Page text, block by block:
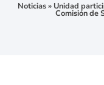
Noticias» Unidad
Comisión de